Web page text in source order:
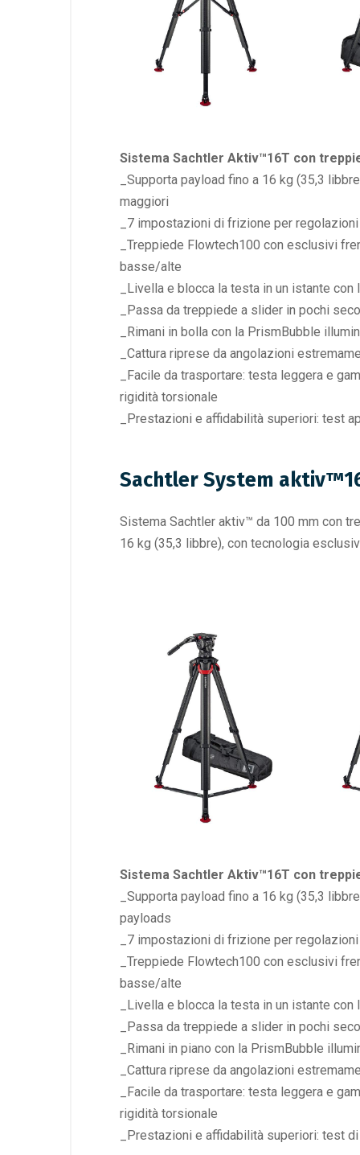
Sistema Sachtler Aktiv™16T con
_Supporta payload fino a 16 kg (35,3
maggiori
_7 impostazioni di frizione per
_Treppiede Flowtech100 con esclusivi
basse/alte
_Livella e blocca la testa in un istante
_Passa da treppiede a slider in pochi
_Rimani in bolla con la PrismBubble
_Cattura riprese da angolazioni
_Facile da trasportare: testa leggera e
rigidità torsionale
_Prestazioni e affidabilità superiori: test
Sachtler System
Sistema Sachtler aktiv™ da 100 mm con
16 kg (35,3 libbre), con tecnologia
Sistema Sachtler Aktiv™16T con
_Supporta payload fino a 16 kg (35,3
payloads
_7 impostazioni di frizione per
_Treppiede Flowtech100 con esclusivi
basse/alte
_Livella e blocca la testa in un istante
_Passa da treppiede a slider in pochi
_Rimani in piano con la PrismBubble
_Cattura riprese da angolazioni
_Facile da trasportare: testa leggera e
rigidità torsionale
_Prestazioni e affidabilità superiori: test